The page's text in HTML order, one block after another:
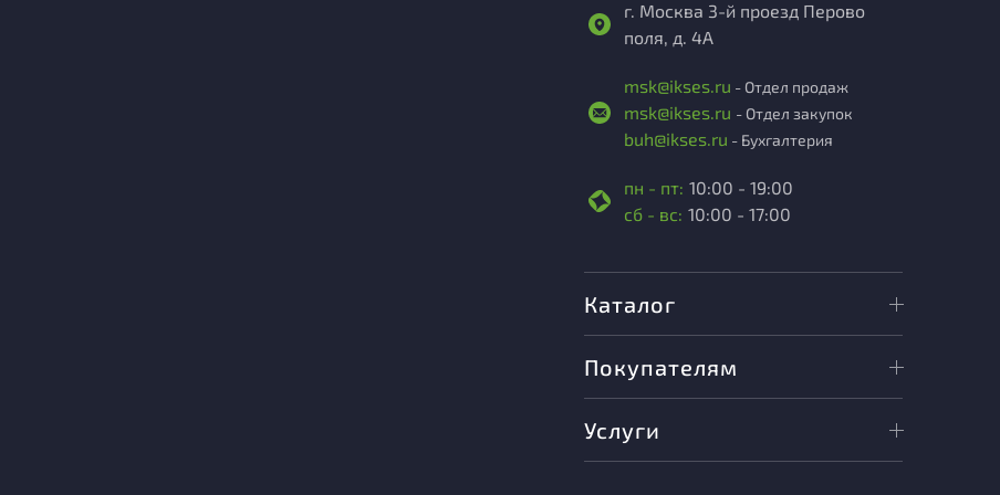
г. Москва 3-й проезд Перово
поля, д. 4А
msk@ikses.ru - Отдел продаж
msk@ikses.ru - Отдел закупок
buh@ikses.ru - Бухгалтерия
пн - пт: 10:00 - 19:00
сб - вс: 10:00 - 17:00
Каталог
Покупателям
Услуги